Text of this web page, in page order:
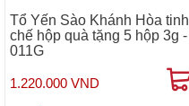
Tổ Yến Sào Khánh Hòa tinh
chế hộp quà tặng 5 hộp 3g -
011G
1.220.000 VND